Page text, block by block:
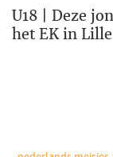
U18 | Deze
het EK in Lille